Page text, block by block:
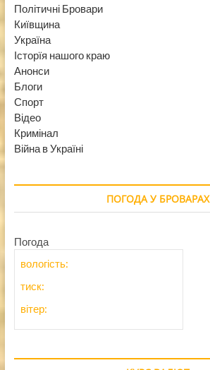
Політичні Бровари
Київщина
Україна
Історїя нашого краю
Анонси
Блоги
Спорт
Відео
Кримінал
Війна в Україні
ПОГОДА У БРОВАРАХ
Погода
вологість:
тиск:
вітер: